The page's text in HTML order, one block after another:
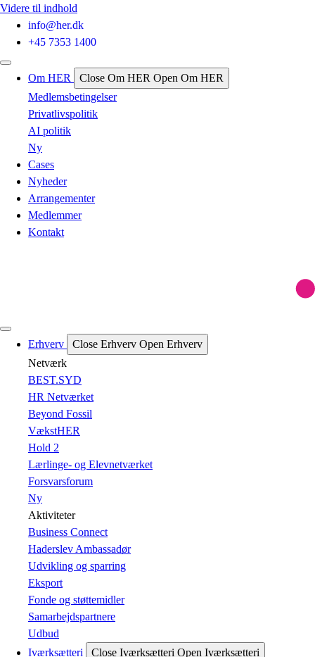
Videre til indhold
info@her.dk
+45 7353 1400
Om HER Close Om HER Open Om HER
Medlemsbetingelser
Privatlivspolitik
AI politik
Ny
Cases
Nyheder
Arrangementer
Medlemmer
Kontakt
Erhverv Close Erhverv Open Erhverv
Netværk
BEST.SYD
HR Netværket
Beyond Fossil
VækstHER
Hold 2
Lærlinge- og Elevnetværket
Forsvarsforum
Ny
Aktiviteter
Business Connect
Haderslev Ambassadør
Udvikling og sparring
Eksport
Fonde og støttemidler
Samarbejdspartnere
Udbud
Iværksætteri
Close Iværksætteri Open Iværksætteri